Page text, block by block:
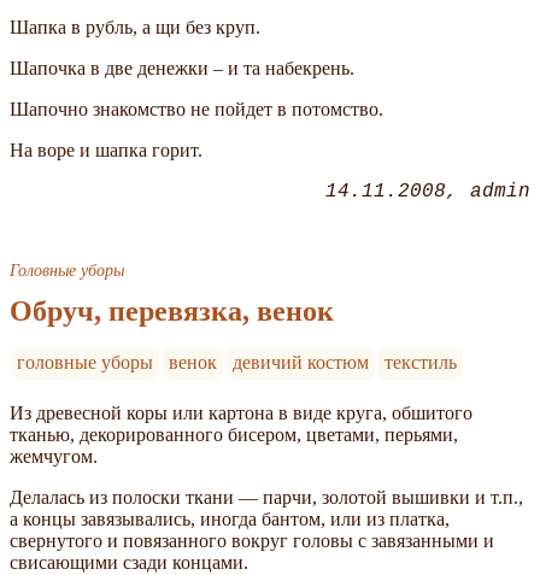
Шапка в рубль, а щи без круп.
Шапочка в две денежки – и та набекрень.
Шапочно знакомство не пойдет в потомство.
На воре и шапка горит.
14.11.2008 admin
Головные уборы
Обруч, перевязка, венок
головные уборы венок девичий костюм текстиль
Из древесной коры или картона в виде круга, обшитого
тканью, декорированного бисером, цветами, перьями,
жемчугом.
Делалась из полоски ткани — парчи, золотой вышивки и т.п.,
а концы завязывались, иногда бантом, или из платка,
свернутого и повязанного вокруг головы с завязанными и
свисающими сзади концами.